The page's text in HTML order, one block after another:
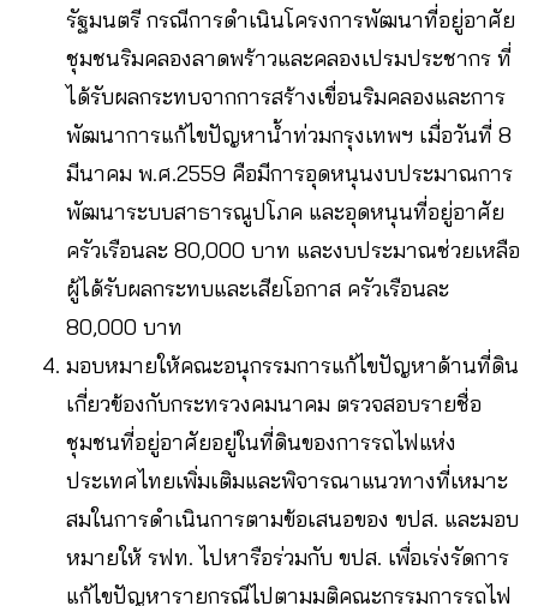
รัฐมนตรี กรณีการดำเนินโครงการพัฒนาที่อยู่อาศัย
ชุมชนริมคลองลาดพร้าวและคลองเปรมประชากร ที่
ได้รับผลกระทบจากการสร้างเขื่อนริมคลองและการ
พัฒนาการแก้ไขปัญหาน้ำท่วมกรุงเทพฯ เมื่อวันที่ 8
มีนาคม พ.ศ.2559 คือมีการอุดหนุนงบประมาณการ
พัฒนาระบบสาธารณูปโภค และอุดหนุนที่อยู่อาศัย
ครัวเรือนละ 80,000 บาท และงบประมาณช่วยเหลือ
ผู้ได้รับผลกระทบและเสียโอกาส ครัวเรือนละ
80,000 บาท
มอบหมายให้คณะอนุกรรมการแก้ไขปัญหาด้านที่ดิน
เกี่ยวข้องกับกระทรวงคมนาคม ตรวจสอบรายชื่อ
ชุมชนที่อยู่อาศัยอยู่ในที่ดินของการรถไฟแห่ง
ประเทศไทยเพิ่มเติมและพิจารณาแนวทางที่เหมาะ
สมในการดำเนินการตามข้อเสนอของ ขปส. และมอบ
หมายให้ รฟท. ไปหารือร่วมกับ ขปส. เพื่อเร่งรัดการ
แก้ไขปัญหารายกรณีไปตามมติคณะกรรมการรถไฟ